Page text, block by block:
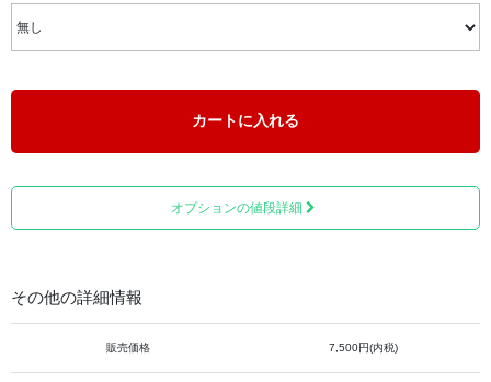
カートに入れる
オプションの値段詳細
その他の詳細情報
販売価格 7,500円(内税)